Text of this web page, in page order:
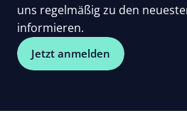
uns regelmäßig zu den
informieren.
Jetzt anmelden